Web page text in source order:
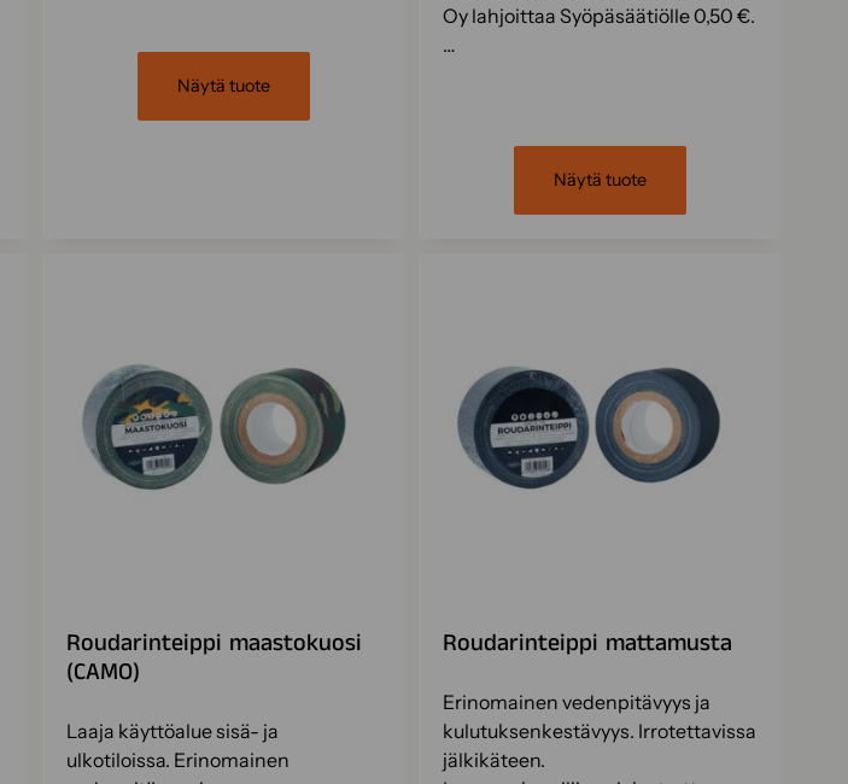
Näytä tuote
Oy lahjoittaa Syöpäsäätiölle 0,50 €.
…
Näytä tuote
Roudarinteippi maastokuosi
(CAMO)
Laaja käyttöalue sisä- ja
ulkotiloissa. Erinomainen
Roudarinteippi mattamusta
Erinomainen vedenpitävyys ja
kulutuksenkestävyys. Irrotettavissa
jälkikäteen.